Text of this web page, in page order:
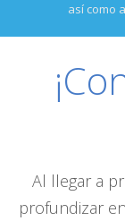
así como
Al llegar a
profundizar